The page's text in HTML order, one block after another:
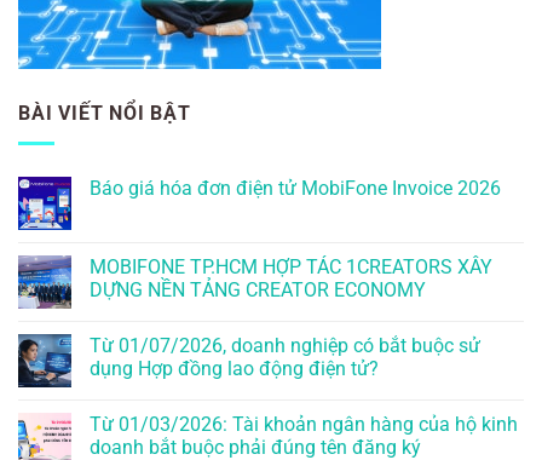
BÀI VIẾT NỔI BẬT
Báo giá hóa đơn điện tử MobiFone Invoice 2026
MOBIFONE TP.HCM HỢP TÁC 1CREATORS XÂY
DỰNG NỀN TẢNG CREATOR ECONOMY
Từ 01/07/2026, doanh nghiệp có bắt buộc sử
dụng Hợp đồng lao động điện tử?
Từ 01/03/2026: Tài khoản ngân hàng của hộ kinh
doanh bắt buộc phải đúng tên đăng ký